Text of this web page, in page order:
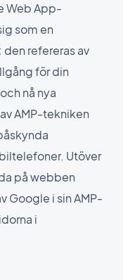
Web App-
som en
refereras av
för din
nå nya
AMP-tekniken
Utöver
på webben
Google i sin AMP-
i